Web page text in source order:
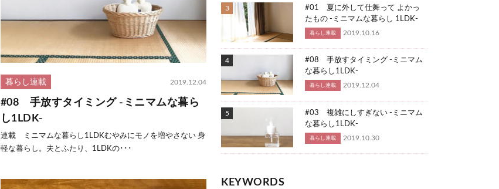
暮らし連載 2019.12.04
#08 手放すタイミング -ミニマムな暮ら
し1LDK-
連載 ミニマムな暮らし1LDKむやみにモノを増やさない 身
軽な暮らし。夫とふたり、1LDKの･･･
#01 夏に外して仕舞って よかっ
たもの -ミニマムな暮らし 1LDK-
暮らし連載 2019.10.16
#08 手放すタイミング -ミニマム
な暮らし1LDK-
暮らし連載 2019.12.04
#03 複雑にしすぎない -ミニマム
な暮らし1LDK-
暮らし連載 2019.10.30
KEYWORDS